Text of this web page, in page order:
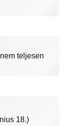
teljesen
18.)